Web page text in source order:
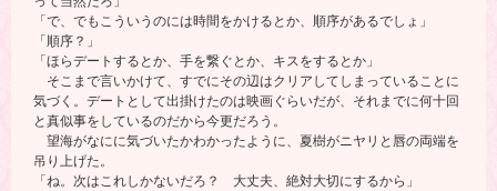
「で、でもこういうのには時間をかけるとか、順序があるでしょ」
「順序？」
「ほらデートするとか、手を繋ぐとか、キスをするとか」
そこまで言いかけて、すでにその辺はクリアしてしまっていることに
気づく。デートとして出掛けたのは映画ぐらいだが、それまでに何十回
と真似事をしているのだから今更だろう。
望海がなにに気づいたかわかったように、夏樹がニヤリと唇の両端を
吊り上げた。
「ね。次はこれしかないだろ？ 大丈夫、絶対大切にするから」